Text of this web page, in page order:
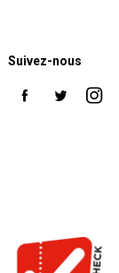
Suivez-nous